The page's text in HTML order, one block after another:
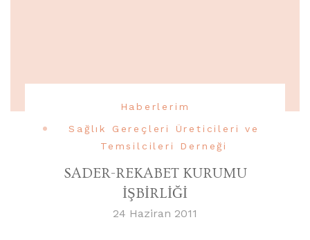
Haberlerim
Sağlık Gereçleri Üreticileri ve
Temsilcileri Derneği
SADER-REKABET KURUMU
İŞBİRLİĞİ
24 Haziran 2011